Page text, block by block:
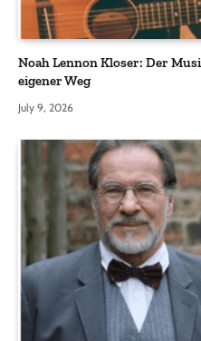
Noah Lennon Kloser: Der
eigener Weg
July 9, 2026